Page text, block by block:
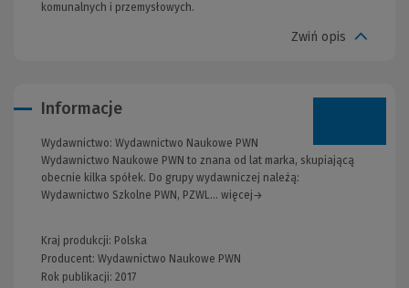
komunalnych i przemysłowych.
Zwiń opis
Informacje
Wydawnictwo: Wydawnictwo Naukowe PWN
Wydawnictwo Naukowe PWN to znana od lat marka, skupiającą
obecnie kilka spółek. Do grupy wydawniczej należą:
Wydawnictwo Szkolne PWN, PZWL... więcej→
Kraj produkcji: Polska
Producent: Wydawnictwo Naukowe PWN
Rok publikacji: 2017